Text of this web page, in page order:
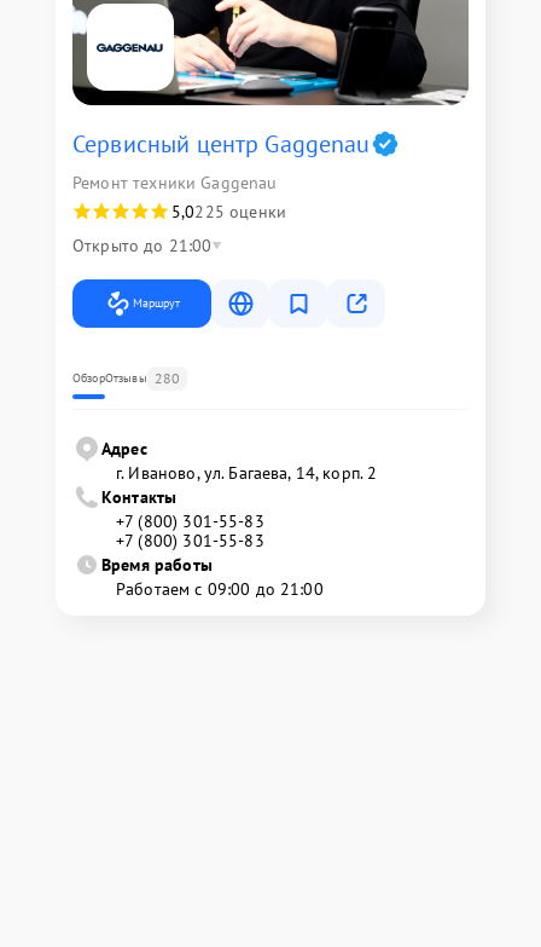
Сервисный центр Gaggenau
Ремонт техники Gaggenau
5,0225 оценки
Открыто до 21:00
Маршрут
ОбзорОтзывы 280
Адрес
г. Иваново, ул. Багаева, 14, корп. 2
Контакты
+7 (800) 301-55-83
+7 (800) 301-55-83
Время работы
Работаем с 09:00 до 21:00